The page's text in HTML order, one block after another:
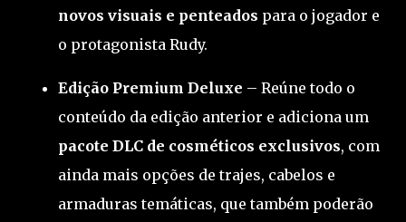
novos visuais e penteados para o jogador e
o protagonista Rudy.
Edição Premium Deluxe – Reúne todo o
conteúdo da edição anterior e adiciona um
pacote DLC de cosméticos exclusivos, com
ainda mais opções de trajes, cabelos e
armaduras temáticas, que também poderão